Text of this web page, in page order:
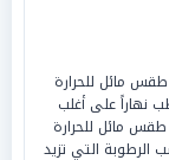
طقس مائل للحرارة
نهاراً على أغلب
طقس مائل للحرارة
الرطوبة التي تزيد